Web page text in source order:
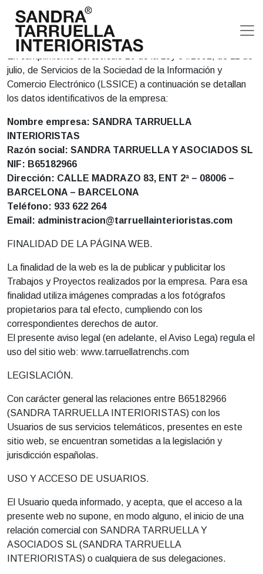
Navegación principal
privacidad
AVISO LEGAL:
julio, de Servicios de la Sociedad de la Información y
Comercio Electrónico (LSSICE) a continuación se detallan
los datos identificativos de la empresa:
Nombre empresa: SANDRA TARRUELLA
INTERIORISTAS
Razón social: SANDRA TARRUELLA Y ASOCIADOS SL
NIF: B65182966
Dirección: CALLE MADRAZO 83, ENT 2ª – 08006 –
BARCELONA – BARCELONA
Teléfono: 933 622 264
Email: administracion@tarruellainterioristas.com
FINALIDAD DE LA PÁGINA WEB.
La finalidad de la web es la de publicar y publicitar los
Trabajos y Proyectos realizados por la empresa. Para esa
finalidad utiliza imágenes compradas a los fotógrafos
propietarios para tal efecto, cumpliendo con los
correspondientes derechos de autor.
El presente aviso legal (en adelante, el Aviso Lega) regula el
uso del sitio web: www.tarruellatrenchs.com
LEGISLACIÓN.
Con carácter general las relaciones entre B65182966
(SANDRA TARRUELLA INTERIORISTAS) con los
Usuarios de sus servicios telemáticos, presentes en este
sitio web, se encuentran sometidas a la legislación y
jurisdicción españolas.
USO Y ACCESO DE USUARIOS.
El Usuario queda informado, y acepta, que el acceso a la
presente web no supone, en modo alguno, el inicio de una
relación comercial con SANDRA TARRUELLA Y
ASOCIADOS SL (SANDRA TARRUELLA
INTERIORISTAS) o cualquiera de sus delegaciones.